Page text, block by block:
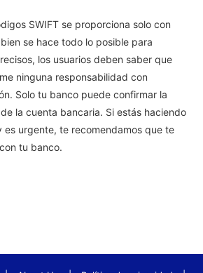
SWIFT se proporciona solo con
se hace todo lo posible para
los usuarios deben saber que
ninguna responsabilidad con
Solo tu banco puede confirmar la
la cuenta bancaria. Si estás haciendo
es urgente, te recomendamos que te
tu banco.